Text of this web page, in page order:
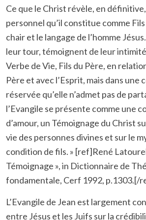
Ce que le Christ révèle, en
personnel qu’il constitue comme
chair et le langage de l’homme
leur tour, témoignent de leur
Verbe de Vie, Fils du Père, en
Père et avec l’Esprit, mais dans une
réservée qu’elle n’admet pas de
l’Evangile se présente comme une
d’amour, un Témoignage du Christ
vie des personnes divines et sur le
condition de fils. » [ref]René
Témoignage », in Dictionnaire de
fondamentale, Cerf 1992, p.1303.[/
L’Evangile de Jean est largement
entre Jésus et les Juifs sur la